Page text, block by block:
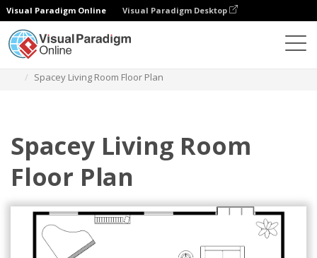
Visual Paradigm Online Visual Paradigm Desktop
Spacey Living Room Floor Plan
Spacey Living Room
Floor Plan